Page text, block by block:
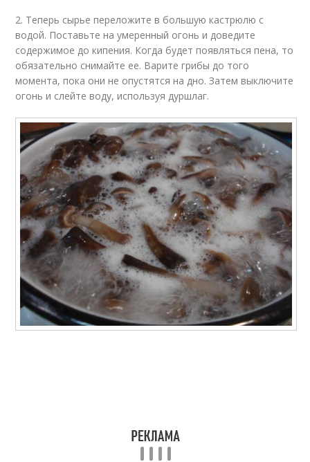
2. Теперь сырье переложите в большую кастрюлю с
водой. Поставьте на умеренный огонь и доведите
содержимое до кипения. Когда будет появляться пена, то
обязательно снимайте ее. Варите грибы до того
момента, пока они не опустятся на дно. Затем выключите
огонь и слейте воду, используя дуршлаг.